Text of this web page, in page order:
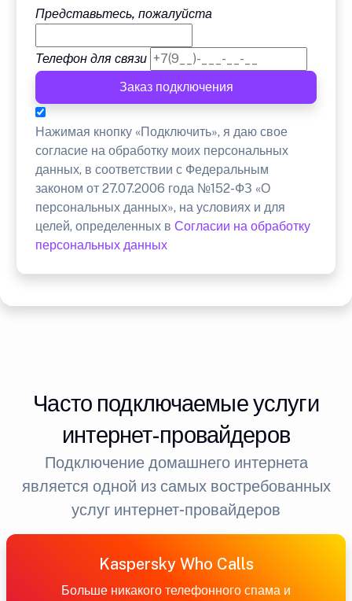
Представьтесь, пожалуйста
Телефон для связи
Заказ подключения
Нажимая кнопку «Подключить», я даю свое
согласие на обработку моих персональных
данных, в соответствии с Федеральным
законом от 27.07.2006 года №152-ФЗ «О
персональных данных», на условиях и для
целей, определенных в Согласии на обработку
персональных данных
Часто подключаемые услуги
интернет-провайдеров
Подключение домашнего интернета
является одной из самых востребованных
услуг интернет-провайдеров
Kaspersky Who Calls
Больше никакого телефонного спама и